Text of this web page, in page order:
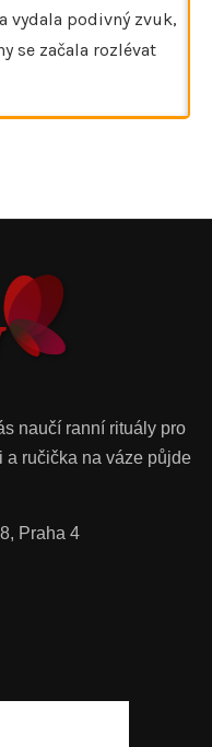
vydala podivný zvuk,
se začala rozlévat
naučí ranní rituály pro
a ručička na váze půjde
Praha 4